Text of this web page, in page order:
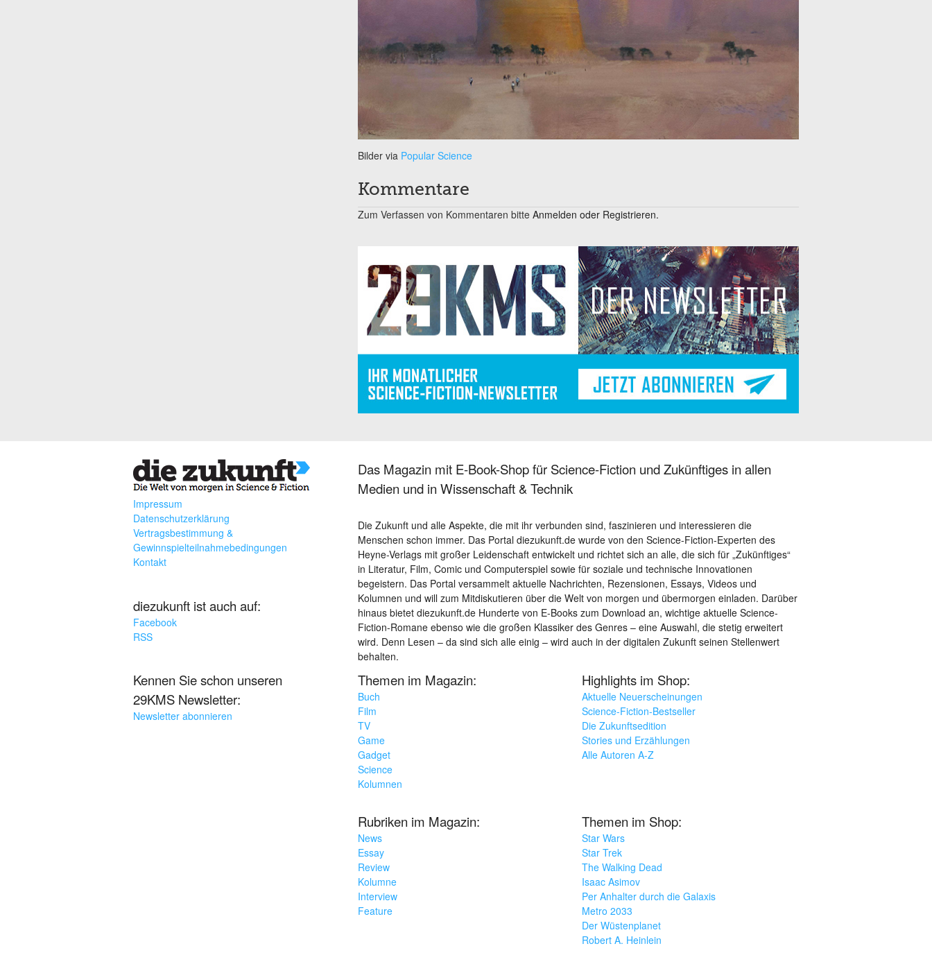
​Bilder via Popular Science
Kommentare
Zum Verfassen von Kommentaren bitte Anmelden oder Registrieren.
Impressum
Datenschutzerklärung
Vertragsbestimmung &
Gewinnspielteilnahmebedingungen
Kontakt
diezukunft ist auch auf:
Facebook
RSS
Kennen Sie schon unseren
29KMS Newsletter:
Newsletter abonnieren
Das Magazin mit E-Book-Shop für Science-Fiction und Zukünftiges in allen
Medien und in Wissenschaft & Technik
Die Zukunft und alle Aspekte, die mit ihr verbunden sind, faszinieren und interessieren die
Menschen schon immer. Das Portal diezukunft.de wurde von den Science-Fiction-Experten des
Heyne-Verlags mit großer Leidenschaft entwickelt und richtet sich an alle, die sich für „Zukünftiges“
in Literatur, Film, Comic und Computerspiel sowie für soziale und technische Innovationen
begeistern. Das Portal versammelt aktuelle Nachrichten, Rezensionen, Essays, Videos und
Kolumnen und will zum Mitdiskutieren über die Welt von morgen und übermorgen einladen. Darüber
hinaus bietet diezukunft.de Hunderte von E-Books zum Download an, wichtige aktuelle Science-
Fiction-Romane ebenso wie die großen Klassiker des Genres – eine Auswahl, die stetig erweitert
wird. Denn Lesen – da sind sich alle einig – wird auch in der digitalen Zukunft seinen Stellenwert
behalten.
Themen im Magazin:
Buch
Film
TV
Game
Gadget
Science
Kolumnen
Highlights im Shop:
Aktuelle Neuerscheinungen
Science-Fiction-Bestseller
Die Zukunftsedition
Stories und Erzählungen
Alle Autoren A-Z
Rubriken im Magazin:
News
Essay
Review
Kolumne
Interview
Feature
Themen im Shop:
Star Wars
Star Trek
The Walking Dead
Isaac Asimov
Per Anhalter durch die Galaxis
Metro 2033
Der Wüstenplanet
Robert A. Heinlein